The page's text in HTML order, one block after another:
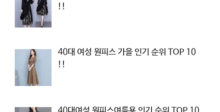
!!
40대 여성 원피스 가을 인기 순위 TOP 10
!!